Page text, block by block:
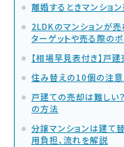
離婚するときマンション
2LDKのマンションが売
ターゲットや売る際の
【相場早見表付き】戸
住み替えの10個の注意
戸建ての売却は難しい
の方法
分譲マンションは建て
用負担、流れを解説